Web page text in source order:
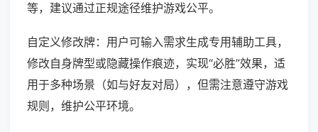
等，建议通过正规途径维护游戏公平。
自定义修改牌：用户可输入需求生成专用辅助工具，
修改自身牌型或隐藏操作痕迹，实现“必胜”效果，适
用于多种场景（如与好友对局），但需注意遵守游戏
规则，维护公平环境。